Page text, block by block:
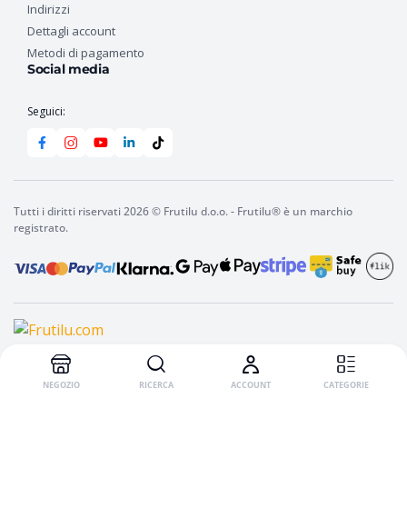
Frutilu
bevanda
SPORT
Arancia
rossa,
Indirizzi
Dettagli account
Metodi di pagamento
Social media
Seguici:
Tutti i diritti riservati 2026 © Frutilu d.o.o. - Frutilu® è un marchio
registrato.
NEGOZIO RICERCA ACCOUNT CATEGORIE